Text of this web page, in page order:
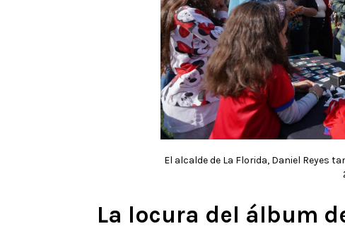
El alcalde de La Florida, Daniel Reyes
La locura del álbum